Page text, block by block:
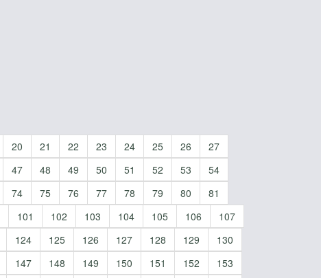
20 21 22 23 24 25 26
27
47 48 49 50 51 52 53
54
74 75 76 77 78 79 80
81
101 102 103 104 105 106
107
124 125 126 127 128 129
130
147 148 149 150 151 152
153